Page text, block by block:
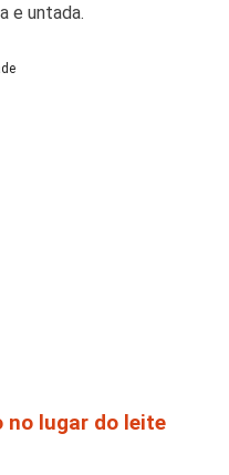
e untada.
no lugar do leite